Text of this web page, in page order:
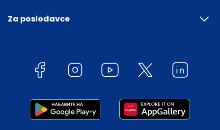
Za poslodavce